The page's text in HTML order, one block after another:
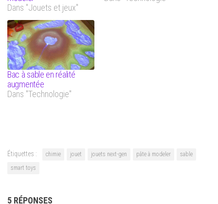
Dans "Jouets et jeux"
Bac à sable en réalité
augmentée
Dans "Technologie"
Étiquettes : chimie jouet jouets next-gen pâte à modeler
sable
smart toys
5 RÉPONSES